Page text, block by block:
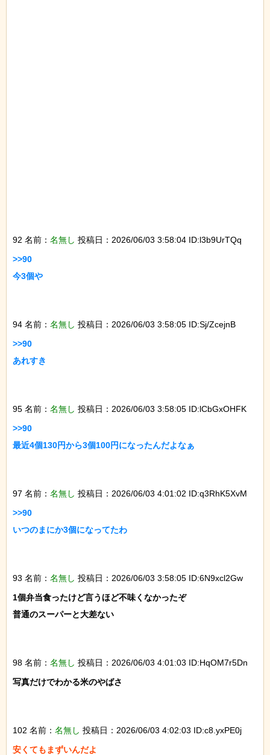
92 名前： 名無し 投稿日：2026/06/03 3:58:04 ID:l3b9UrTQq
>>90
今3個や
94 名前： 名無し 投稿日：2026/06/03 3:58:05 ID:Sj/ZcejnB
>>90
あれすき
95 名前： 名無し 投稿日：2026/06/03 3:58:05 ID:lCbGxOHFK
>>90
最近4個130円から3個100円になったんだよなぁ
97 名前： 名無し 投稿日：2026/06/03 4:01:02 ID:q3RhK5XvM
>>90
いつのまにか3個になってたわ
93 名前： 名無し 投稿日：2026/06/03 3:58:05 ID:6N9xcl2Gw
1個弁当食ったけど言うほど不味くなかったぞ
普通のスーパーと大差ない
98 名前： 名無し 投稿日：2026/06/03 4:01:03 ID:HqOM7r5Dn
写真だけでわかる米のやばさ
102 名前： 名無し 投稿日：2026/06/03 4:02:03 ID:c8.yxPE0j
安くてもまずいんだよ